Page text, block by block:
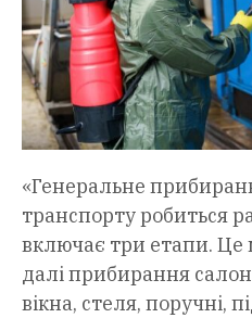
«Генеральне
транспорту робиться
включає три етапи. Це
далі прибирання
вікна, стеля, поручні,